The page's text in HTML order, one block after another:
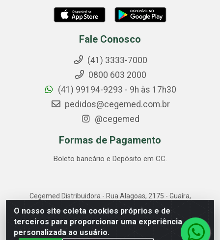
O nosso site coleta cookies próprios e de
terceiros para proporcionar uma experiência
personalizada ao usuário.
Fale Conosco
(41) 3333-7000
0800 603 2000
(41) 99194-9293 - 9h às 17h30
pedidos@cegemed.com.br
@cegemed
Formas de Pagamento
Boleto bancário e Depósito em CC.
Cegemed Distribuidora - Rua Alagoas, 2175 - Guaíra,
Curitiba/PR - CEP 80.630-050 - CNPJ 85.017.994/0001-